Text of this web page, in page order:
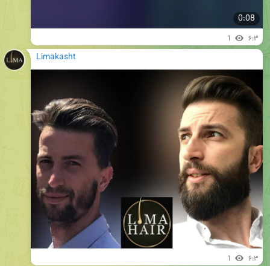
0:08
1 ۶:۳
Limakasht
1 ۶:۳